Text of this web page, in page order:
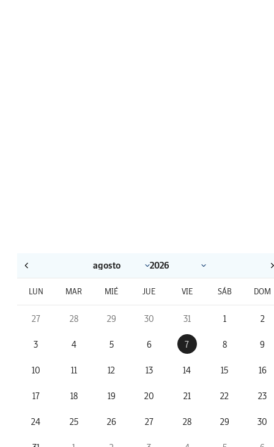
LUN MAR MIÉ JUE VIE SÁB DOM
27 28 29 30 31 1 2
3 4 5 6 7 8 9
10 11 12 13 14 15 16
17 18 19 20 21 22 23
24 25 26 27 28 29 30